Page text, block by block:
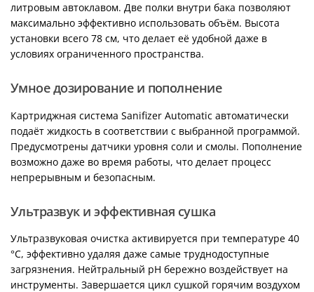
литровым автоклавом. Две полки внутри бака позволяют
максимально эффективно использовать объём. Высота
установки всего 78 см, что делает её удобной даже в
условиях ограниченного пространства.
Умное дозирование и пополнение
Картриджная система Sanifizer Automatic автоматически
подаёт жидкость в соответствии с выбранной программой.
Предусмотрены датчики уровня соли и смолы. Пополнение
возможно даже во время работы, что делает процесс
непрерывным и безопасным.
Ультразвук и эффективная сушка
Ультразвуковая очистка активируется при температуре 40
°C, эффективно удаляя даже самые труднодоступные
загрязнения. Нейтральный pH бережно воздействует на
инструменты. Завершается цикл сушкой горячим воздухом